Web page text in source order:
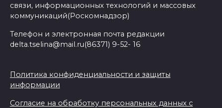
связи, информационных технологий и массовых
коммуникаций(Роскомнадзор)
Телефон и электронная почта редакции
delta.tselina@mail.ru(86371) 9-52- 16
Политика конфиденциальности и защиты
информации
Согласие на обработку персональных данных с